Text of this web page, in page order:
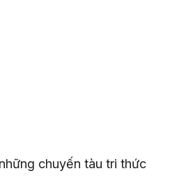
chuyến tàu tri thức